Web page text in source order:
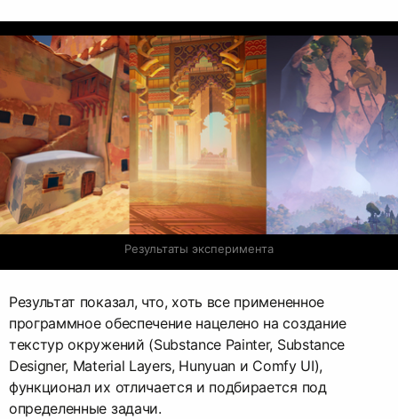
Результаты эксперимента
Результат показал, что, хоть все примененное
программное обеспечение нацелено на создание
текстур окружений (Substance Painter, Substance
Designer, Material Layers, Hunyuan и Comfy UI),
функционал их отличается и подбирается под
определенные задачи.